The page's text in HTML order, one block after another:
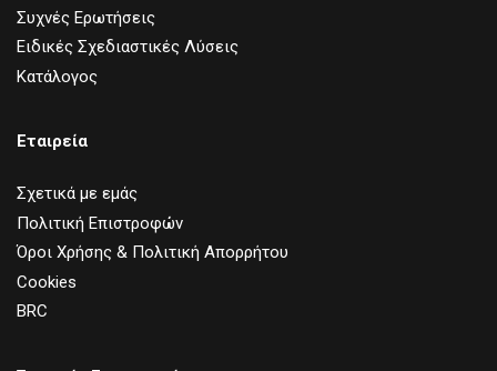
Συχνές Ερωτήσεις
Ειδικές Σχεδιαστικές Λύσεις
Κατάλογος
Εταιρεία
Σχετικά με εμάς
Πολιτική Επιστροφών
Όροι Χρήσης & Πολιτική Απορρήτου
Cookies
BRC